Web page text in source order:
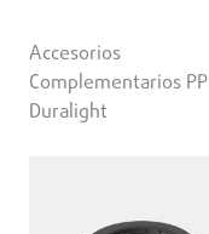
Accesorios
Complementarios PP
Duralight